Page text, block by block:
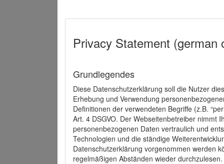
Privacy Statement (german
Grundlegendes
Diese Datenschutzerklärung soll die Nutzer
Erhebung und Verwendung
Definitionen der verwendeten Begriffe (z.B.
Art. 4 DSGVO. Der Webseitenbetreiber nimmt
personenbezogenen Daten vertraulich und
Technologien und die ständige
Datenschutzerklärung vorgenommen werden
regelmäßigen Abständen wieder durchzulesen.